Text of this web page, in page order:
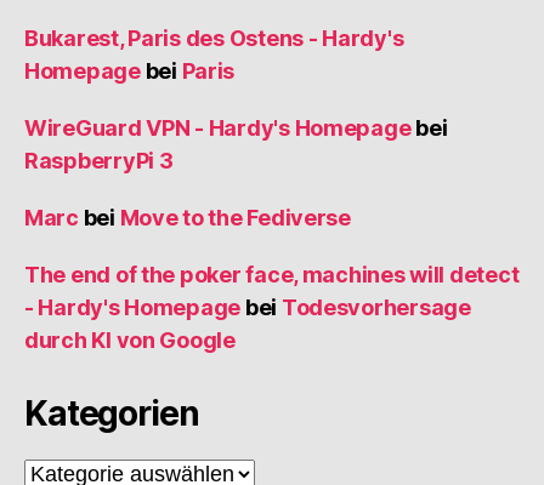
Bukarest, Paris des Ostens - Hardy's
Homepagebei Paris
WireGuard VPN - Hardy's Homepagebei
RaspberryPi 3
Marc bei Move to the Fediverse
The end of the poker face, machines will detect
- Hardy's Homepage bei Todesvorhersage
durch KI von Google
Kategorien
Kategorien